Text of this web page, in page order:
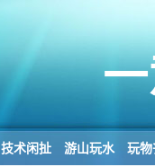
技术闲扯 游山玩水 玩物